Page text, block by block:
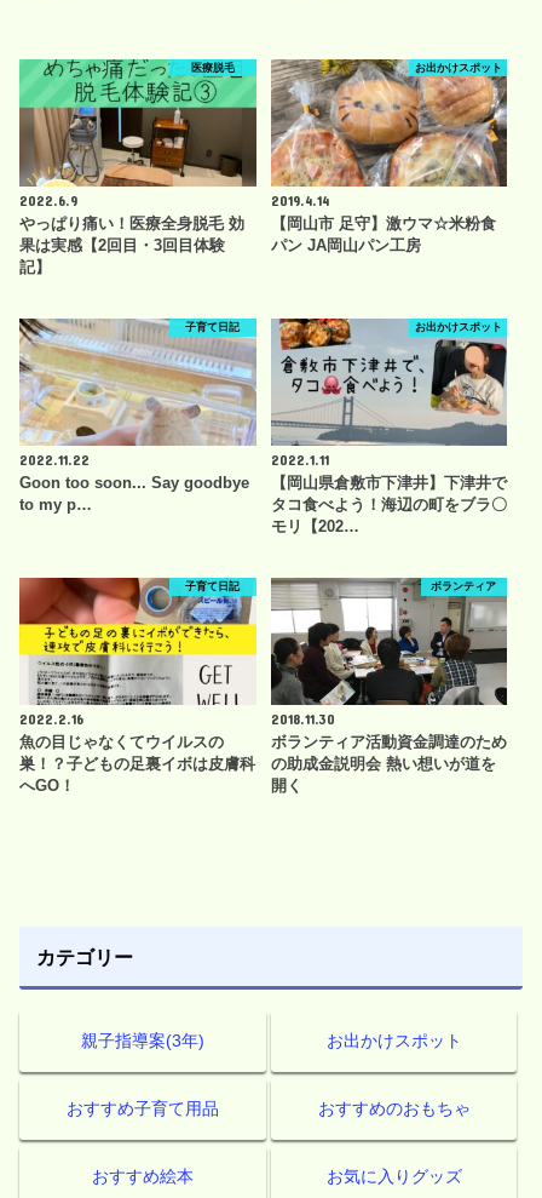
医療脱毛
2022.6.9
やっぱり痛い！医療全身脱毛 効
果は実感【2回目・3回目体験
記】
お出かけスポット
2019.4.14
【岡山市 足守】激ウマ☆米粉食
パン JA岡山パン工房
子育て日記
2022.11.22
Goon too soon... Say goodbye
to my p…
お出かけスポット
2022.1.11
【岡山県倉敷市下津井】下津井で
タコ食べよう！海辺の町をブラ〇
モリ【202…
子育て日記
2022.2.16
魚の目じゃなくてウイルスの
巣！？子どもの足裏イボは皮膚科
へGO！
ボランティア
2018.11.30
ボランティア活動資金調達のため
の助成金説明会 熱い想いが道を
開く
カテゴリー
親子指導案(3年) お出かけスポット
おすすめ子育て用品 おすすめのおもちゃ
おすすめ絵本 お気に入りグッズ